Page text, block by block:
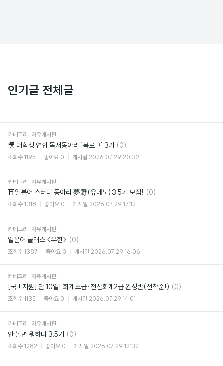
인기글 전체글
카테고리 자유게시판
🎥 대학생 연합 독서동아리 ‘북로그’ 3기 댓
글
(0)
조회수 1195 좋아요 0 게시일 2026.07.29 20:32
카테고리 자유게시판
⛩일본어 스터디 동아리 夢野(유메노) 3.5기 모집! 댓
(0)
조회수 1318 좋아요 0 게시일 2026.07.29 17:12
카테고리 자유게시판
일본어 클래스 <무한> 댓
(0)
조회수 1387 좋아요 0 게시일 2026.07.29 16:06
카테고리 자유게시판
[국비지원] 단 10일! 회계초급·전산회계2급 완성반(선착순!) 댓
(0)
조회수 1135 좋아요 0 게시일 2026.07.29 14:01
카테고리 자유게시판
안 놀면 뭐하니 3.5기 댓
(0)
조회수 1282 좋아요 0 게시일 2026.07.29 12:32